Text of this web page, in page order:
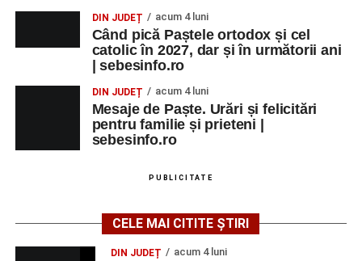
DIN JUDEȚ acum 4 luni
Când pică Paștele ortodox și cel
catolic în 2027, dar și în următorii ani
| sebesinfo.ro
DIN JUDEȚ acum 4 luni
Mesaje de Paște. Urări și felicitări
pentru familie și prieteni |
sebesinfo.ro
PUBLICITATE
CELE MAI CITITE ȘTIRI
DIN JUDEȚ acum 4 luni